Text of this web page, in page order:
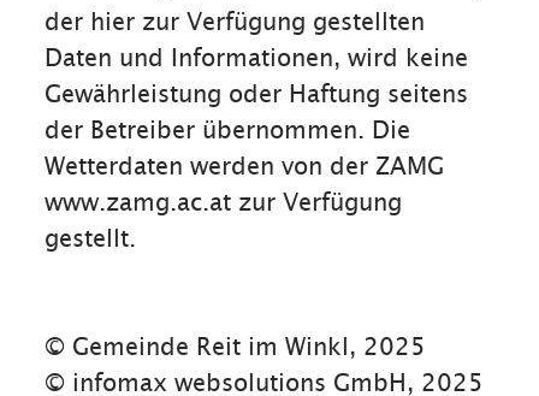
der hier zur Verfügung gestellten
Daten und Informationen, wird keine
Gewährleistung oder Haftung seitens
der Betreiber übernommen. Die
Wetterdaten werden von der ZAMG
www.zamg.ac.at zur Verfügung
gestellt.
© Gemeinde Reit im Winkl, 2025
© infomax websolutions GmbH, 2025